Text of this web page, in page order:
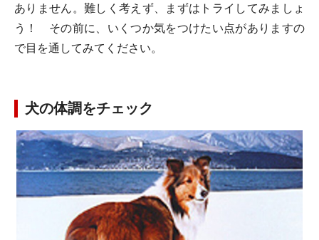
ありません。難しく考えず、まずはトライしてみましょ
う！ その前に、いくつか気をつけたい点がありますの
で目を通してみてください。
犬の体調をチェック